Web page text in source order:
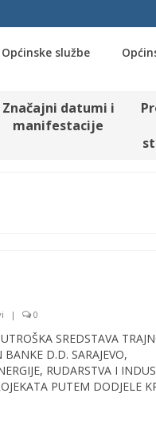
Općinske službe
Značajni datumi i
manifestacije
| 0
SREDSTAVA
D.D. SARAJEVO,
RUDARSTVA I
PUTEM DODJELE